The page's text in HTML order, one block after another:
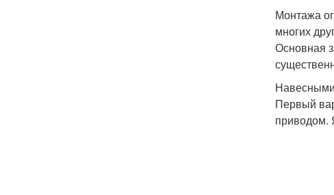
Монтажа
многих
Основная
Первый
приводом.